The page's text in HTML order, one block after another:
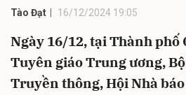
Tào Đạt 16/12/2024 19:05
Ngày 16/12, tại Thành phố
Tuyên giáo Trung ương,
Truyền thông, Hội Nhà